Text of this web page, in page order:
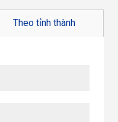
Theo tỉnh thành